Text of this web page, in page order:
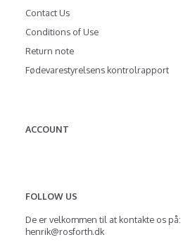
Contact Us
Conditions of Use
Return note
Fødevarestyrelsens kontrolrapport
ACCOUNT
FOLLOW US
De er velkommen til at kontakte os på:
henrik@rosforth.dk